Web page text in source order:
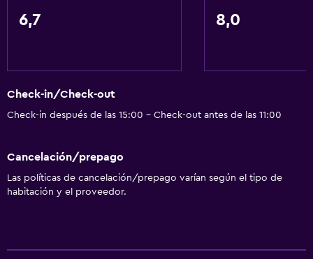
Aire acondicionado
Accesibilidad
Ascensor
Estacionamiento accesible
Inodoro con barras de apoyo
Áreas designadas para fumadores
Salas de conferencia
6,7 8,0
Check-in/Check-out
Check-in después de las 15:00 - Check-out antes de las 11:00
Cancelación/prepago
Las políticas de cancelación/prepago varían según el tipo de
habitación y el proveedor.